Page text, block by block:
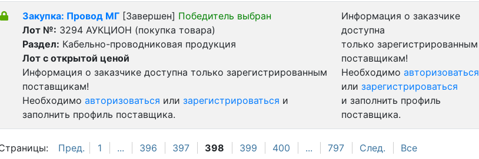
Пред. 1 ... 396 397 398 399 400 ... 797 След. Все
Закупка: Провод МГ [Завершен] Победитель выбран
Лот №: 3294 АУКЦИОН (покупка товара)
Раздел: Кабельно-проводниковая продукция
Лот с открытой ценой
Информация о заказчике доступна только зарегистрированным
поставщикам!
Необходимо авторизоваться или зарегистрироваться и
заполнить профиль поставщика.
Информация о заказчике
доступна
только зарегистрированным
поставщикам!
Необходимо авторизоваться
или зарегистрироваться
и заполнить профиль
поставщика.